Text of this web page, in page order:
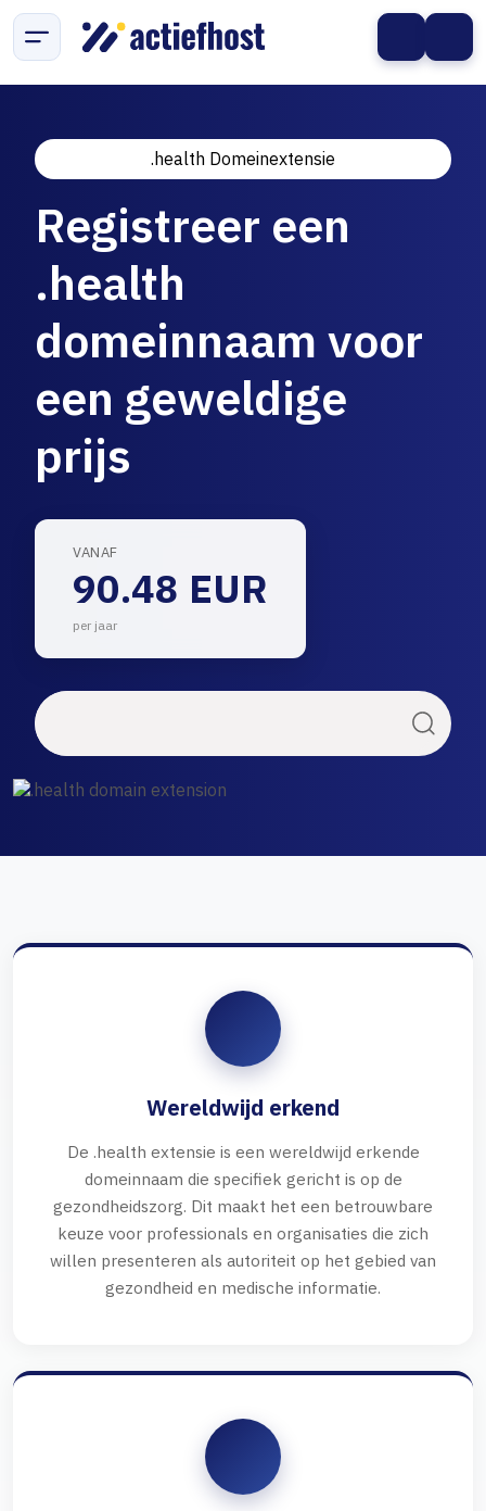
.health Domeinextensie
Registreer een
.health
domeinnaam voor
een geweldige
prijs
VANAF
90.48 EUR
per jaar
Wereldwijd erkend
De .health extensie is een wereldwijd erkende
domeinnaam die specifiek gericht is op de
gezondheidszorg. Dit maakt het een betrouwbare
keuze voor professionals en organisaties die zich
willen presenteren als autoriteit op het gebied van
gezondheid en medische informatie.